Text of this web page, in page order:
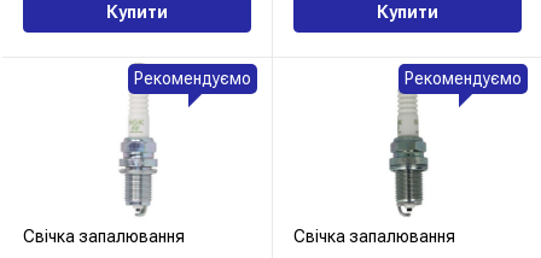
Купити Купити
Свічка запалювання
Рекомендуємо
Свічка запалювання
Рекомендуємо